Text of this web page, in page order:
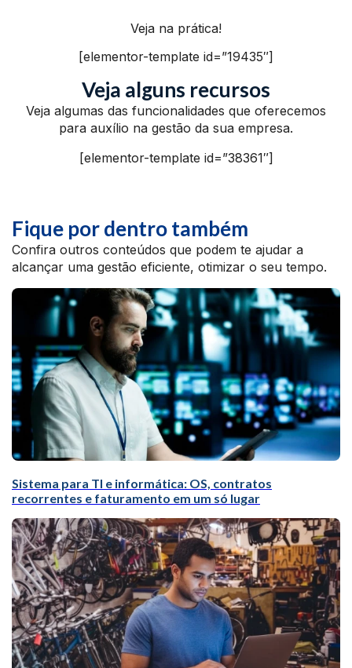
Veja na prática!
[elementor-template id=”19435″]
Veja alguns recursos
Veja algumas das funcionalidades que oferecemos
para auxílio na gestão da sua empresa.
[elementor-template id=”38361″]
Fique por dentro também
Confira outros conteúdos que podem te ajudar a
alcançar uma gestão eficiente, otimizar o seu tempo.
Sistema para TI e informática: OS, contratos
recorrentes e faturamento em um só lugar